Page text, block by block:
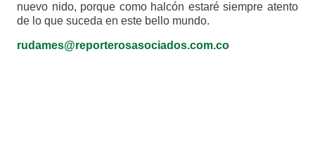
nuevo nido, porque como halcón estaré siempre atento
de lo que suceda en este bello mundo.
rudames@reporterosasociados.com.co